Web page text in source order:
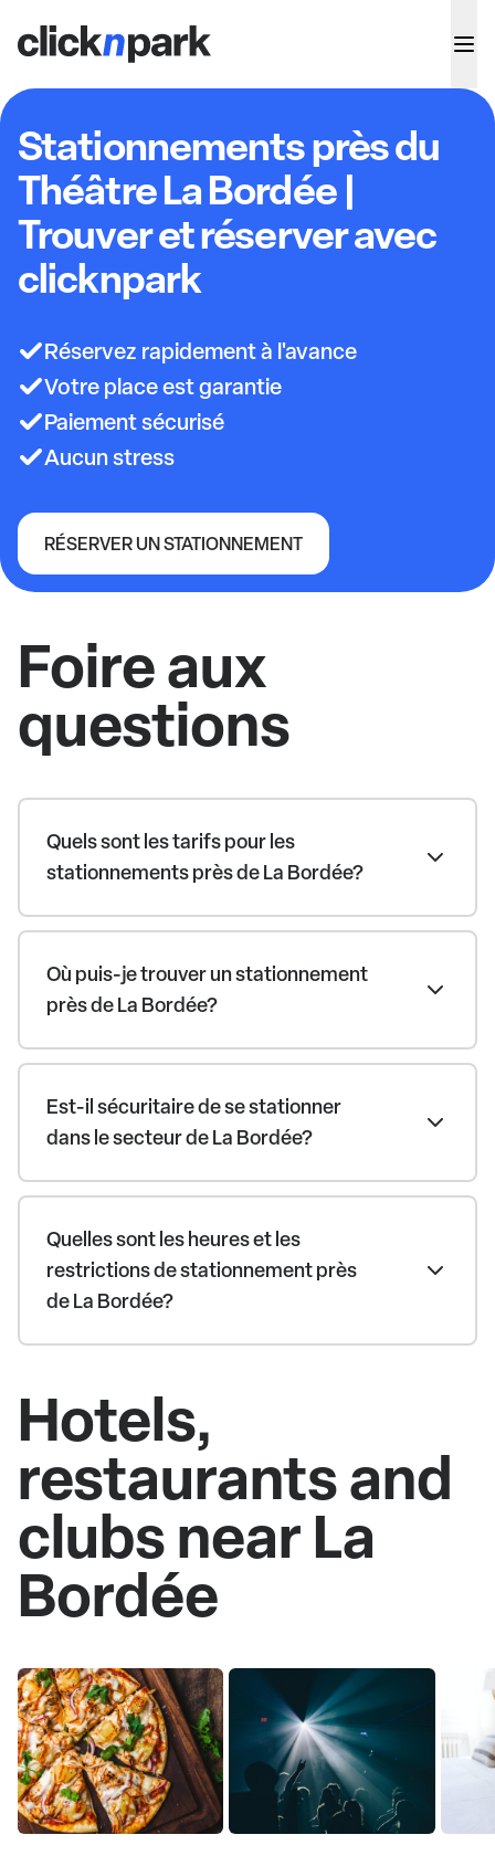
Stationnements près du
Théâtre La Bordée |
Trouver et réserver avec
clicknpark
Réservez rapidement à l'avance
Votre place est garantie
Paiement sécurisé
Aucun stress
RÉSERVER UN STATIONNEMENT
Foire aux
questions
Quels sont les tarifs pour les
stationnements près de La Bordée?
Où puis-je trouver un stationnement
près de La Bordée?
Est-il sécuritaire de se stationner
dans le secteur de La Bordée?
Quelles sont les heures et les
restrictions de stationnement près
de La Bordée?
Hotels,
restaurants and
clubs near La
Bordée